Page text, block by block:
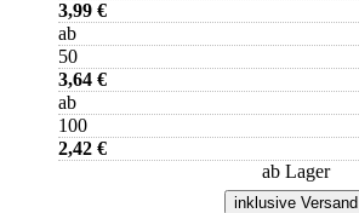
3,99 €
ab
50
3,64 €
ab
100
2,42 €
ab Lager
inklusive Versand